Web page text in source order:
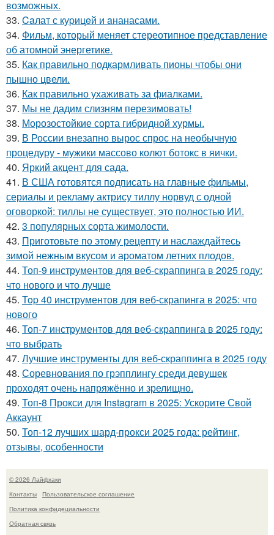
возможных.
33. Caлат с куpицeй и aнанасами.
34. Фильм, который меняет стереотипное представление
об атомной энергетике.
35. Как правильно подкармливать пионы чтобы они
пышно цвели.
36. Как правильно ухаживать за фиалками.
37. Мы не дадим слизням перезимовать!
38. Морозостойкие сорта гибридной хурмы.
39. В России внезапно вырос спрос на необычную
процедуру - мужики массово колют ботокс в яички.
40. Яркий акцент для сада.
41. В США готовятся подписать на главные фильмы,
сериалы и рекламу актрису тиллу норвуд с одной
оговоркой: тиллы не существует, это полностью ИИ.
42. 3 популярных сорта жимолости.
43. Приготовьте по этому рецепту и наслаждайтесь
зимой нежным вкусом и ароматом летних плодов.
44. Топ-9 инструментов для веб-скраппинга в 2025 году:
что нового и что лучше
45. Top 40 инструментов для веб-скрапинга в 2025: что
нового
46. Топ-7 инструментов для веб-скраппинга в 2025 году:
что выбрать
47. Лучшие инструменты для веб-скраппинга в 2025 году
48. Соревнования по грэпплингу среди девушек
проходят очень напряжённо и зрелищно.
49. Топ-8 Прокси для Instagram в 2025: Ускорите Свой
Аккаунт
50. Топ-12 лучших шард-прокси 2025 года: рейтинг,
отзывы, особенности
© 2026 Лайфхаки
Контакты
Пользовательское соглашение
Политика конфидециальности
Обратная связь